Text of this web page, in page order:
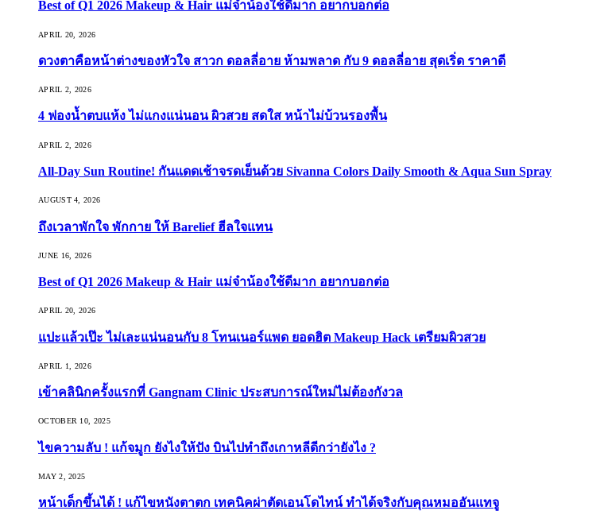
Best of Q1 2026 Makeup & Hair แม่จ๋าน้องใช้ดีมาก อยากบอกต่อ
APRIL 20, 2026
ดวงตาคือหน้าต่างของหัวใจ สาวก ดอลลี่อาย ห้ามพลาด กับ 9 ดอลลี่อาย สุดเริ่ด ราคาดี
APRIL 2, 2026
4 ฟองน้ำตบแห้ง ไม่แกงแน่นอน ผิวสวย สดใส หน้าไม่บ้วนรองพื้น
APRIL 2, 2026
All-Day Sun Routine! กันแดดเช้าจรดเย็นด้วย Sivanna Colors Daily Smooth & Aqua Sun Spray
AUGUST 4, 2026
ถึงเวลาพักใจ พักกาย ให้ Barelief ฮีลใจแทน
JUNE 16, 2026
Best of Q1 2026 Makeup & Hair แม่จ๋าน้องใช้ดีมาก อยากบอกต่อ
APRIL 20, 2026
แปะแล้วเป๊ะ ไม่เละแน่นอนกับ 8 โทนเนอร์แพด ยอดฮิต Makeup Hack เตรียมผิวสวย
APRIL 1, 2026
เข้าคลินิกครั้งแรกที่ Gangnam Clinic ประสบการณ์ใหม่ไม่ต้องกังวล
OCTOBER 10, 2025
ไขความลับ ! แก้จมูก ยังไงให้ปัง บินไปทำถึงเกาหลีดีกว่ายังไง ?
MAY 2, 2025
หน้าเด็กขึ้นได้ ! แก้ไขหนังตาตก เทคนิคผ่าตัดเอนโดไทน์ ทำได้จริงกับคุณหมออันแทจู